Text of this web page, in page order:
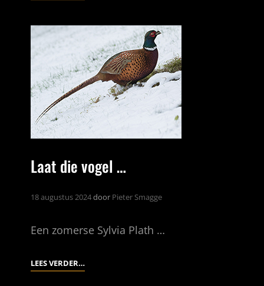
Laat die vogel …
18 augustus 2024door Pieter Smagge
Een zomerse Sylvia Plath …
LEES VERDER…LAAT